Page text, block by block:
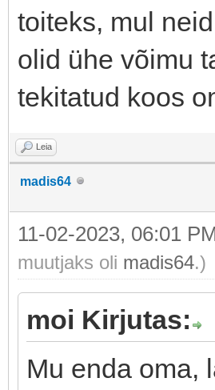
toiteks, mul
olid ühe võimu
tekitatud koos
Leia
madis64
11-02-2023, 06:01
muutjaks oli madis64.)
moi Kirjutas:
Mu enda oma,